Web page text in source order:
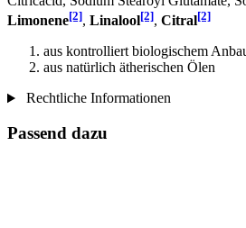
Limonene[2], Linalool[2], Citral[2]
aus kontrolliert biologischem
aus natürlich ätherischen Ölen
Rechtliche Informationen
Passend dazu